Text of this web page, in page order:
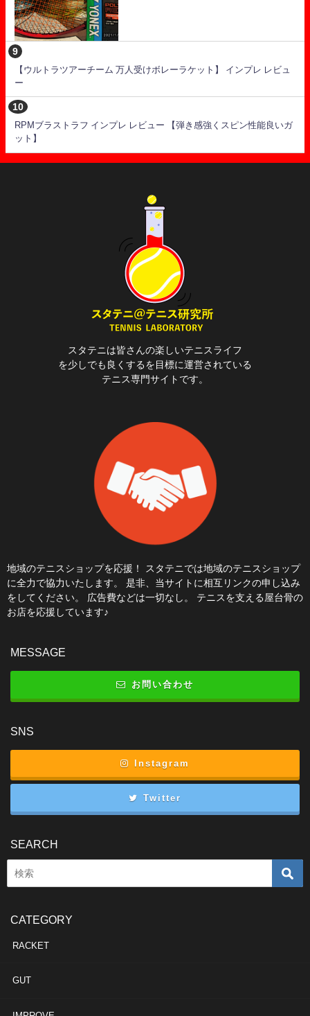
【ウルトラツアーチーム 万人受けボレーラケット】 インプレ レビュ
ー
RPMブラストラフ インプレ レビュー 【弾き感強くスピン性能良いガ
ット】
スタテニは皆さんの楽しいテニスライフ
を少しでも良くするを目標に運営されている
テニス専門サイトです。
地域のテニスショップを応援！ スタテニでは地域のテニスショップ
に全力で協力いたします。 是非、当サイトに相互リンクの申し込み
をしてください。 広告費などは一切なし。 テニスを支える屋台骨の
お店を応援しています♪
MESSAGE
お問い合わせ
SNS
Instagram
Twitter
SEARCH
CATEGORY
RACKET
GUT